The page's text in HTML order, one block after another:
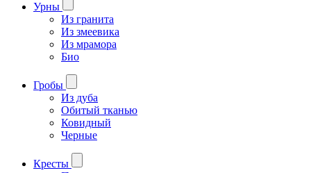
Урны
Из гранита
Из змеевика
Из мрамора
Био
Гробы
Из дуба
Обитый тканью
Ковидный
Черные
Кресты